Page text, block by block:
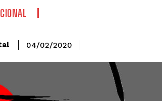
04/02/2020